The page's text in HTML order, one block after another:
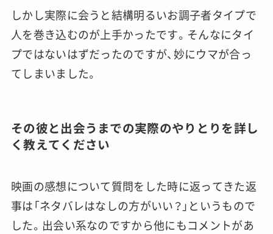
しかし実際に会うと結構明るいお調子者タイプで
人を巻き込むのが上手かったです。そんなにタイ
プではないはずだったのですが、妙にウマが合っ
てしまいました。
その彼と出会うまでの実際のやりとりを詳し
く教えてください
映画の感想について質問をした時に返ってきた返
事は「ネタバレはなしの方がいい？」というもので
した。出会い系なのですから他にもコメントがあ